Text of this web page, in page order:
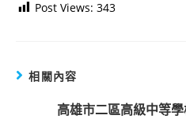
Post Views: 343
相關內容
高雄市二區高級中等